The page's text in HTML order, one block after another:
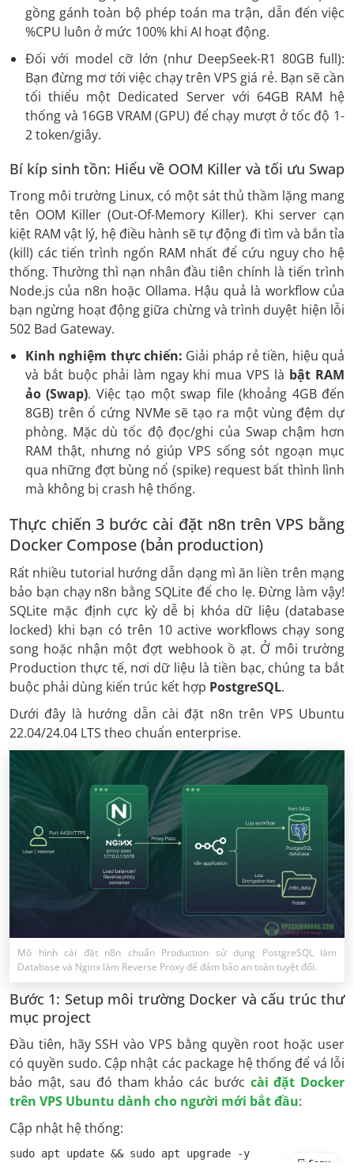
gồng gánh toàn bộ phép toán ma trận, dẫn đến việc
%CPU luôn ở mức 100% khi AI hoạt động.
Đối với model cỡ lớn (như DeepSeek-R1 80GB full):
Bạn đừng mơ tới việc chạy trên VPS giá rẻ. Bạn sẽ cần
tối thiểu một Dedicated Server với 64GB RAM hệ
thống và 16GB VRAM (GPU) để chạy mượt ở tốc độ 1-
2 token/giây.
Bí kíp sinh tồn: Hiểu về OOM Killer và tối ưu Swap
Trong môi trường Linux, có một sát thủ thầm lặng mang
tên OOM Killer (Out-Of-Memory Killer). Khi server cạn
kiệt RAM vật lý, hệ điều hành sẽ tự động đi tìm và bắn tỉa
(kill) các tiến trình ngốn RAM nhất để cứu nguy cho hệ
thống. Thường thì nạn nhân đầu tiên chính là tiến trình
Node.js của n8n hoặc Ollama. Hậu quả là workflow của
bạn ngừng hoạt động giữa chừng và trình duyệt hiện lỗi
502 Bad Gateway.
Kinh nghiệm thực chiến: Giải pháp rẻ tiền, hiệu quả
và bắt buộc phải làm ngay khi mua VPS là bật RAM
ảo (Swap). Việc tạo một swap file (khoảng 4GB đến
8GB) trên ổ cứng NVMe sẽ tạo ra một vùng đệm dự
phòng. Mặc dù tốc độ đọc/ghi của Swap chậm hơn
RAM thật, nhưng nó giúp VPS sống sót ngoạn mục
qua những đợt bùng nổ (spike) request bất thình lình
mà không bị crash hệ thống.
Thực chiến 3 bước cài đặt n8n trên VPS bằng
Docker Compose (bản production)
Rất nhiều tutorial hướng dẫn dạng mì ăn liền trên mạng
bảo bạn chạy n8n bằng SQLite để cho lẹ. Đừng làm vậy!
SQLite mặc định cực kỳ dễ bị khóa dữ liệu (database
locked) khi bạn có trên 10 active workflows chạy song
song hoặc nhận một đợt webhook ồ ạt. Ở môi trường
Production thực tế, nơi dữ liệu là tiền bạc, chúng ta bắt
buộc phải dùng kiến trúc kết hợp PostgreSQL.
Dưới đây là hướng dẫn cài đặt n8n trên VPS Ubuntu
22.04/24.04 LTS theo chuẩn enterprise.
Mô hình cài đặt n8n chuẩn Production sử dụng PostgreSQL làm
Database và Nginx làm Reverse Proxy để đảm bảo an toàn tuyệt đối.
Bước 1: Setup môi trường Docker và cấu trúc thư
mục project
Đầu tiên, hãy SSH vào VPS bằng quyền root hoặc user
có quyền sudo. Cập nhật các package hệ thống để vá lỗi
bảo mật, sau đó tham khảo các bước cài đặt Docker
trên VPS Ubuntu dành cho người mới bắt đầu:
Cập nhật hệ thống:
sudo apt update && sudo apt upgrade -y
Copy